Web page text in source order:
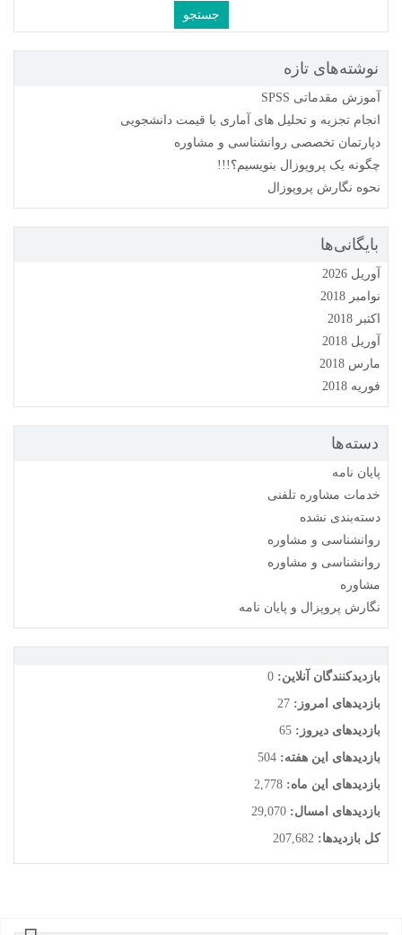
نوشته‌های تازه
آموزش مقدماتی SPSS
انجام تجزیه و تحلیل های آماری با قیمت دانشجویی
دپارتمان تخصصی روانشناسی و مشاوره
چگونه یک پروپوزال بنویسیم؟!!!
نحوه نگارش پروپوزال
بایگانی‌ها
آوریل 2026
نوامبر 2018
اکتبر 2018
آوریل 2018
مارس 2018
فوریه 2018
دسته‌ها
پایان نامه
خدمات مشاوره تلفنی
دسته‌بندی نشده
روانشناسی و مشاوره
روانشناسی و مشاوره
مشاوره
نگارش پروپزال و پایان نامه
بازدیدکنندگان آنلاین: 0
بازدیدهای امروز: 27
بازدیدهای دیروز: 65
بازدیدهای این هفته: 504
بازدیدهای این ماه: 2,778
بازدیدهای امسال: 29,070
کل بازدیدها: 207,682